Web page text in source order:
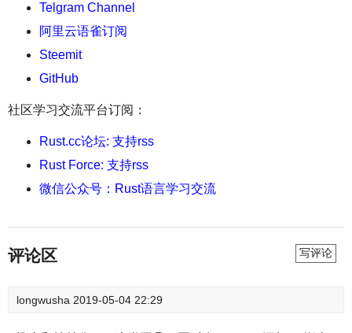
Telgram Channel
阿里云语雀订阅
Steemit
GitHub
社区学习交流平台订阅：
Rust.cc论坛: 支持rss
Rust Force: 支持rss
微信公众号：Rust语言学习交流
评论区 写评论
longwusha 2019-05-04 22:29